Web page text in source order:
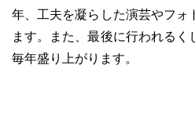
年、工夫を凝らした演芸やフォ
ます。また、最後に行われる
毎年盛り上がります。